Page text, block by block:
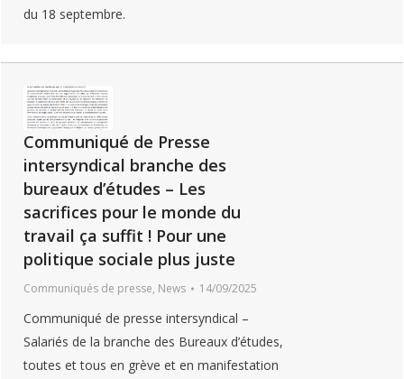
du 18 septembre.
Communiqué de Presse
intersyndical branche des
bureaux d’études – Les
sacrifices pour le monde du
travail ça suffit ! Pour une
politique sociale plus juste
Communiqués de presse, News 14/09/2025
Communiqué de presse intersyndical –
Salariés de la branche des Bureaux d’études,
toutes et tous en grève et en manifestation